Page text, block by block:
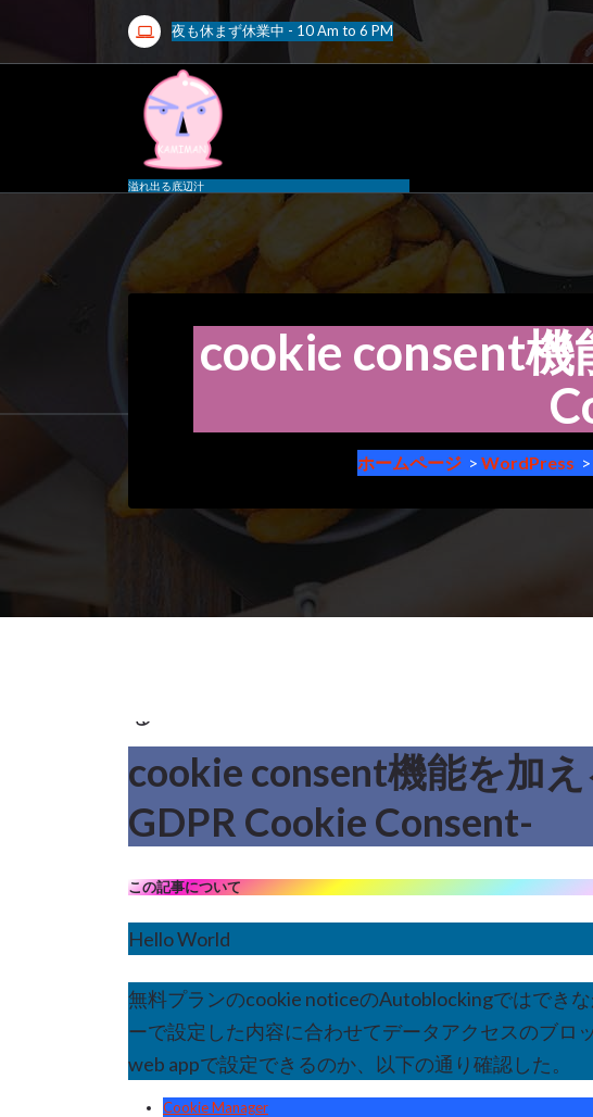
テ
キ
夜も休まず休業中 - 10 Am to 6 PM
溢れ出る底辺汁
cookie consent機
ホームページ> WordPress >
5
7月 2023
cookie consent機能を加
GDPR Cookie Consent-
この記事について
Hello World
無料プランのcookie noticeのAutoblockingではでき
ーで設定した内容に合わせてデータアクセスのブロ
web appで設定できるのか、以下の通り確認した。
Cookie Manager